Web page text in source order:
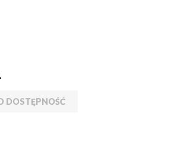
DOSTĘPNOŚĆ